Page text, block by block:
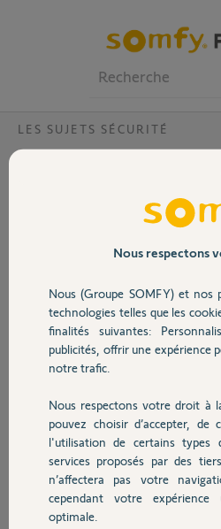
Volet
Sécurité
Domotique
Chauffage
Autres produits
LES SUJETS SÉCURITÉ
J'ai changé de fournisseur internet et
activé et je n'arrive donc pas à changer
Le numéro Mac est : e04f43012559
Cécile B.
il y a presque 6 ans
Réponses
Bonjour Cécile,
Nous respectons
Nous (Groupe SOMFY) et nos
technologies telles que les
finalités suivantes:
publicités, offrir une expérience
notre trafic.
Nous respectons votre droit à
pouvez choisir d’accepter,
l'utilisation de certains types
services proposés par des
n’affectera pas votre
cependant votre
optimale.